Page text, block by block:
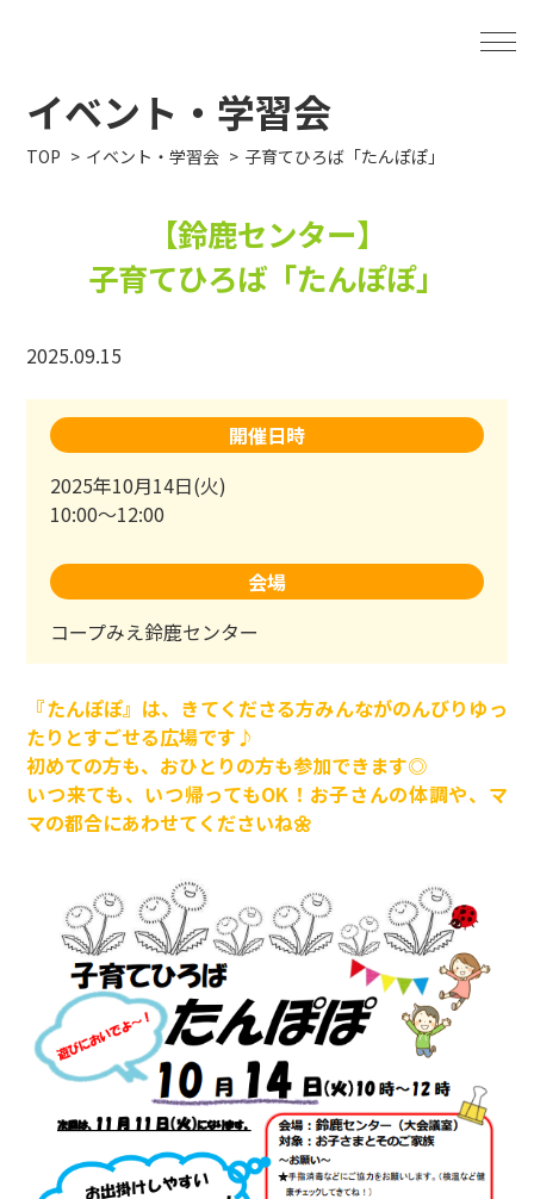
イベント・学習会
TOP イベント・学習会 子育てひろば「たんぽぽ」
【鈴鹿センター】
子育てひろば「たんぽぽ」
2025.09.15
開催日時
2025年10月14日(火)
10:00～12:00
会場
コープみえ鈴鹿センター
『たんぽぽ』は、きてくださる方みんながのんびりゆっ
たりとすごせる広場です♪
初めての方も、おひとりの方も参加できます◎
いつ来ても、いつ帰ってもOK！お子さんの体調や、マ
マの都合にあわせてくださいね🌼